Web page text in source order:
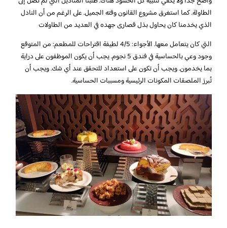
الطاولة. كما استغرق مشروع القانون وقته الجميل. على الرغم من أن النادل
الذي يخدمنا كان يحاول بذل قصارى جهده في العديد من الطاولات
التي كان يتعامل معها. الأجواء: 4/5 لطيفة اقتراحات للمطعم: من المتوقع
وجود وعي بالحساسية في فندق 5 نجوم. يجب أن يكون الموظفون على دراية
بما يخدمون. ويجب أن تكون على استعداد للتحقق عند أي شك. ويجب أن
تُبرز الملصقات المكونات الرئيسية ومسببات الحساسية.